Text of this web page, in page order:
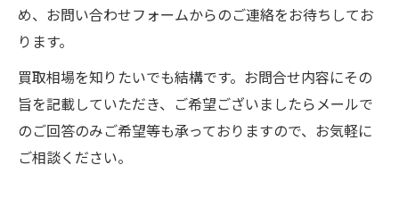
め、お問い合わせフォームからのご連絡をお待ちしてお
ります。
買取相場を知りたいでも結構です。お問合せ内容にその
旨を記載していただき、ご希望ございましたらメールで
のご回答のみご希望等も承っておりますので、お気軽に
ご相談ください。